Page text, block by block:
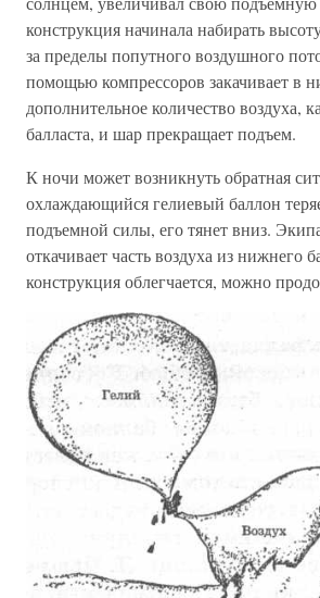
конструкция начинала набирать
за пределы попутного воздушного
помощью компрессоров закачивает в
дополнительное количество воздуха,
балласта, и шар прекращает подъем.
К ночи может возникнуть обратная
охлаждающийся гелиевый баллон
подъемной силы, его тянет вниз.
откачивает часть воздуха из нижнего
конструкция облегчается, можно